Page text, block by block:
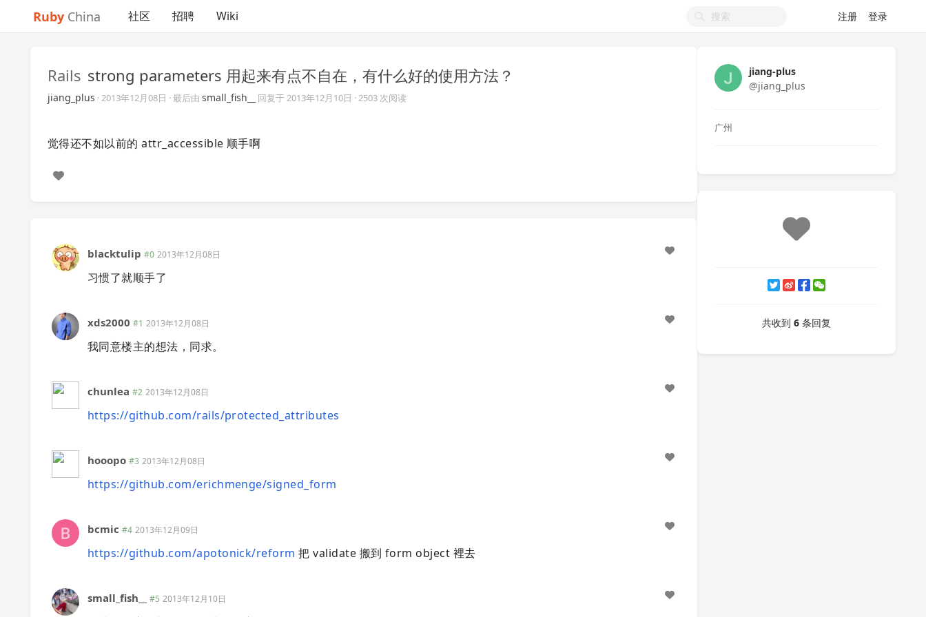
Ruby China 社区 招聘 Wiki 注册 登录
Rails strong parameters 用起来有点不自在，有什么好的使用方法？
jiang_plus ·2013年12月08日 · 最后由 small_fish__ 回复于2013年12月10日 · 2503 次阅读
觉得还不如以前的 attr_accessible 顺手啊
blacktulip #0 2013年12月08日
习惯了就顺手了
xds2000 #1 2013年12月08日
我同意楼主的想法，同求。
chunlea #2 2013年12月08日
https://github.com/rails/protected_attributes
hooopo #3 2013年12月08日
https://github.com/erichmenge/signed_form
bcmic #4 2013年12月09日
https://github.com/apotonick/reform 把 validate 搬到 form object 裡去
small_fish__ #5 2013年12月10日
jiang-plus
@jiang_plus
广州
共收到 6 条回复